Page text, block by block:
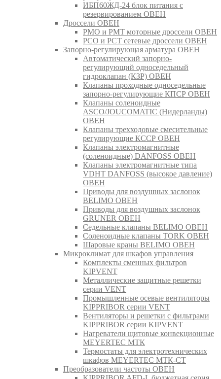
ИБП60ЖД-24 блок питания с
резервированием ОВЕН
Дроссели ОВЕН
РМО и РМТ моторные дроссели ОВЕН
РСО и РСТ сетевые дроссели ОВЕН
Запорно-регулирующая арматура ОВЕН
Автоматический запорно-
регулирующий односедельный
гидроклапан (КЗР) ОВЕН
Клапаны проходные односедельные
запорно-регулирующие КПСР ОВЕН
Клапаны соленоидные
ASCO/JOUCOMATIC (Нидерланды)
ОВЕН
Клапаны трехходовые смесительные
регулирующие КССР ОВЕН
Клапаны электромагнитные
(соленоидные) DANFOSS ОВЕН
Клапаны электромагнитные типа
VDHT DANFOSS (высокое давление)
ОВЕН
Приводы для воздушных заслонок
BELIMO ОВЕН
Приводы для воздушных заслонок
GRUNER ОВЕН
Седельные клапаны BELIMO ОВЕН
Соленоидные клапаны TORK ОВЕН
Шаровые краны BELIMO ОВЕН
Микроклимат для шкафов управления
Комплекты сменных фильтров
KIPVENT
Металлические защитные решетки
серии VENT
Промышленные осевые вентиляторы
KIPPRIBOR серии VENT
Вентиляторы и решетки с фильтрами
KIPPRIBOR серии KIPVENT
Нагреватели щитовые конвекционные
MEYERTEC МТК
Термостаты для электротехнических
шкафов MEYERTEC МТК-СТ
Преобразователи частоты ОВЕН